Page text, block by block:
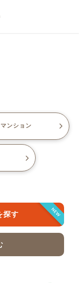
マンション
NEW
探す